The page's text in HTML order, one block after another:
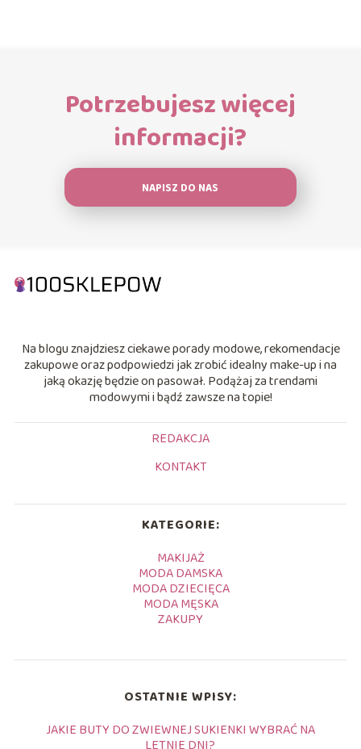
Potrzebujesz więcej
informacji?
NAPISZ DO NAS
Na blogu znajdziesz ciekawe porady modowe, rekomendacje
zakupowe oraz podpowiedzi jak zrobić idealny make-up i na
jaką okazję będzie on pasował. Podążaj za trendami
modowymi i bądź zawsze na topie!
REDAKCJA
KONTAKT
KATEGORIE:
MAKIJAŻ
MODA DAMSKA
MODA DZIECIĘCA
MODA MĘSKA
ZAKUPY
OSTATNIE WPISY:
JAKIE BUTY DO ZWIEWNEJ SUKIENKI WYBRAĆ NA